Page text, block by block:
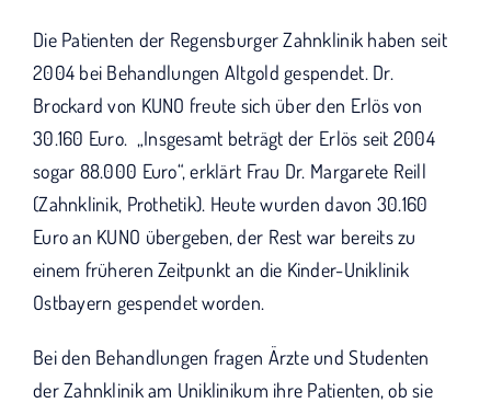
Hier erfahren Sie, wie fleißige Helfer
KUNO bisher unterstützt haben.
Die Patienten der Regensburger Zahnklinik haben seit
2004 bei Behandlungen Altgold gespendet. Dr.
Brockard von KUNO freute sich über den Erlös von
30.160 Euro. „Insgesamt beträgt der Erlös seit 2004
sogar 88.000 Euro“, erklärt Frau Dr. Margarete Reill
(Zahnklinik, Prothetik). Heute wurden davon 30.160
Euro an KUNO übergeben, der Rest war bereits zu
einem früheren Zeitpunkt an die Kinder-Uniklinik
Ostbayern gespendet worden.
Bei den Behandlungen fragen Ärzte und Studenten
der Zahnklinik am Uniklinikum ihre Patienten, ob sie